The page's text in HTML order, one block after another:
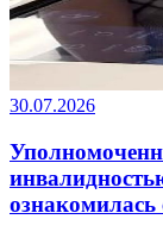
30.07.2026